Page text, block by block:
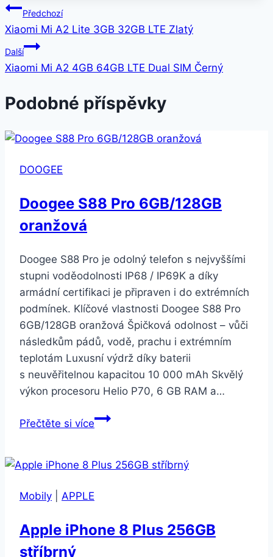
Navigace
pro
příspěvek
Předchozí
Xiaomi Mi A2 Lite 3GB 32GB LTE Zlatý
Další
Xiaomi Mi A2 4GB 64GB LTE Dual SIM Černý
Podobné příspěvky
DOOGEE
Doogee S88 Pro 6GB/128GB
oranžová
Doogee S88 Pro je odolný telefon s nejvyššími
stupni voděodolnosti IP68 / IP69K a díky
armádní certifikaci je připraven i do extrémních
podmínek. Klíčové vlastnosti Doogee S88 Pro
6GB/128GB oranžová Špičková odolnost – vůči
následkům pádů, vodě, prachu i extrémním
teplotám Luxusní výdrž díky baterii
s neuvěřitelnou kapacitou 10 000 mAh Skvělý
výkon procesoru Helio P70, 6 GB RAM a…
Přečtěte si víceDoogee
6GB/128GB
Mobily
APPLE
Apple iPhone 8 Plus 256GB
stříbrný